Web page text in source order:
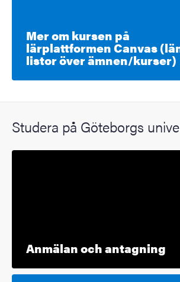
Mer om kursen på
lärplattformen Canvas
listor över ämnen/kurser)
Studera på Göteborgs
Anmälan och antagning